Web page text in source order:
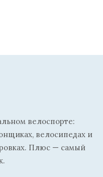
велоспорте:
велосипедах и
Плюс — самый